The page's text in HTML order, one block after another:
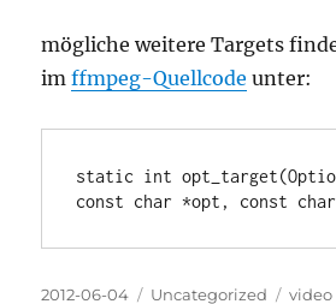
mögliche weitere Targets
imffmpeg-Quellcode unter:
static int
const char *opt, const
Posted
2012-06-04 Categories
Uncategorized Tags
video